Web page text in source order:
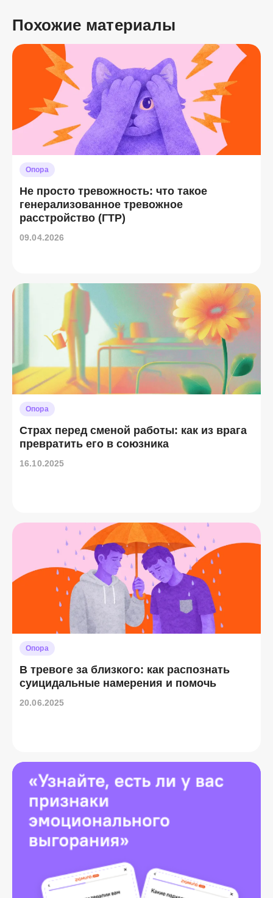
Похожие материалы
Опора
Не просто тревожность: что такое
генерализованное тревожное
расстройство (ГТР)
09.04.2026
Опора
Страх перед сменой работы: как из врага
превратить его в союзника
16.10.2025
Опора
В тревоге за близкого: как распознать
суицидальные намерения и помочь
20.06.2025